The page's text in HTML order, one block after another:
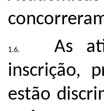
As
inscrição,
estão